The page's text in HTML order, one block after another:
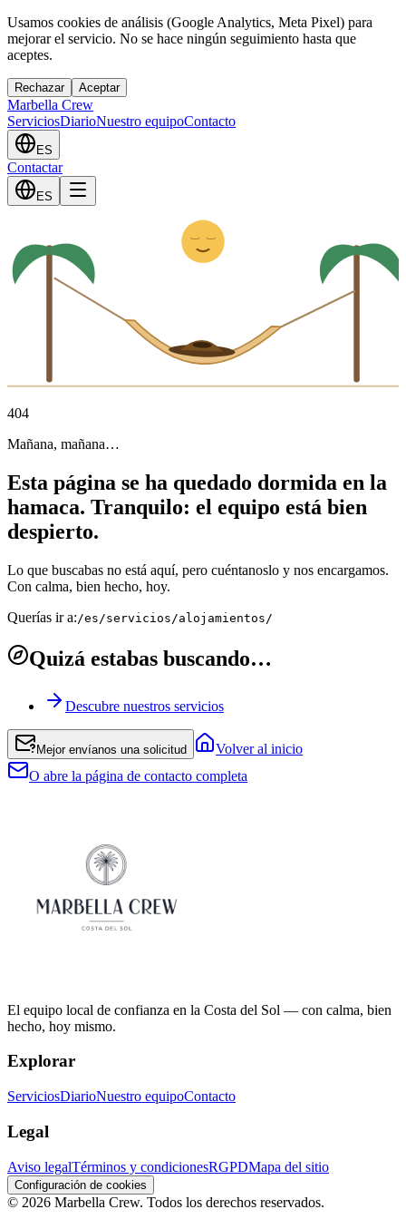
Usamos cookies de análisis (Google Analytics, Meta Pixel) para
mejorar el servicio. No se hace ningún seguimiento hasta que
aceptes.
Rechazar Aceptar
Marbella Crew
ServiciosDiarioNuestro equipoContacto
ES
Contactar
ES
404
Mañana, mañana…
Esta página se ha quedado dormida en la
hamaca. Tranquilo: el equipo está bien
despierto.
Lo que buscabas no está aquí, pero cuéntanoslo y nos encargamos.
Con calma, bien hecho, hoy.
Querías ir a: /es/servicios/alojamientos/
Quizá estabas buscando…
Descubre nuestros servicios
Mejor envíanos una solicitud
Volver al inicio
O abre la página de contacto completa
El equipo local de confianza en la Costa del Sol — con calma, bien
hecho, hoy mismo.
Explorar
ServiciosDiarioNuestro equipoContacto
Legal
Aviso legalTérminos y condicionesRGPDMapa del sitio
Configuración de cookies
© 2026 Marbella Crew. Todos los derechos reservados.